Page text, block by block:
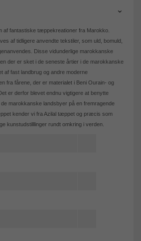
fantastiske tæppekreationer fra Marokko.
af tidligere anvendte tekstiler, som uld, bomuld,
Disse vidunderlige marokkanske
der er sket i de seneste årtier i de marokkanske
af fast landbrug og andre moderne
fra fårene, der er materialet i Beni Ourain- og
er derfor blevet endnu vigtigere at benytte
marokkanske landsbyer på en fremragende
kender vi fra Azilal tæppet og præcis som
kunstudstilllinger rundt omkring i verden.